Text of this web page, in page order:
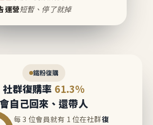
運營短暫、停了就掉
鐵粉復購
社群復購率 61.3%
會自己回來、還帶人
每 3 位會員就有 1 位在社群復